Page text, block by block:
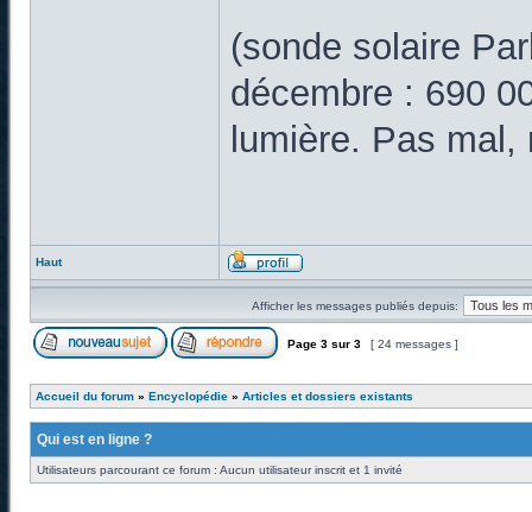
(sonde solaire
décembre : 690
lumière. Pas
Haut
Afficher les messages publiés depuis:
Page 3 sur 3 [ 24 messages ]
Accueil du forum » Encyclopédie » Articles et dossiers existants
Qui est en ligne ?
Utilisateurs parcourant ce forum : Aucun utilisateur inscrit et 1 invité